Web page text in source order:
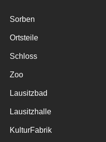
Sorben
Ortsteile
Schloss
Zoo
Lausitzbad
Lausitzhalle
KulturFabrik